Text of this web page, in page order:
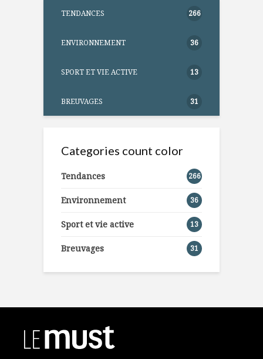
TENDANCES 266
ENVIRONNEMENT 36
SPORT ET VIE ACTIVE 13
BREUVAGES 31
Categories count color
Tendances 266
Environnement 36
Sport et vie active 13
Breuvages 31